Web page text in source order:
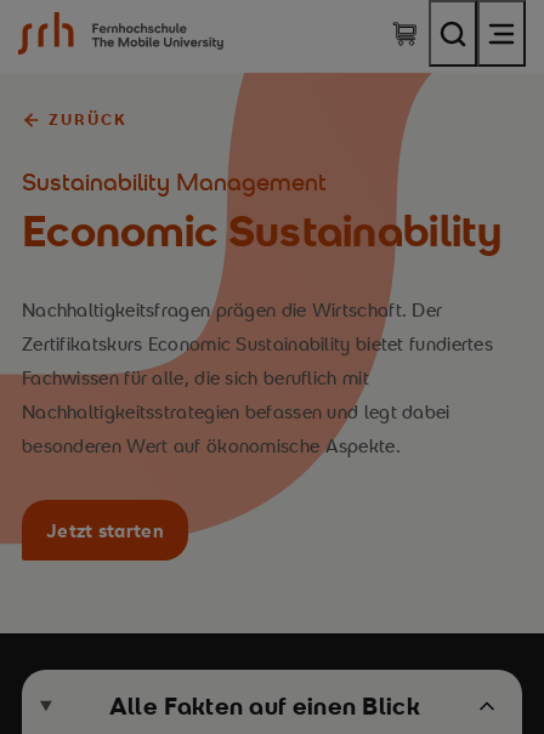
SRH Fernhochschule - The Mobile University
ZURÜCK
Sustainability Management
Economic Sustainability
Nachhaltigkeitsfragen prägen die Wirtschaft. Der
Zertifikatskurs Economic Sustainability bietet fundiertes
Fachwissen für alle, die sich beruflich mit
Nachhaltigkeitsstrategien befassen und legt dabei
besonderen Wert auf ökonomische Aspekte.
Jetzt starten
Alle Fakten auf einen Blick